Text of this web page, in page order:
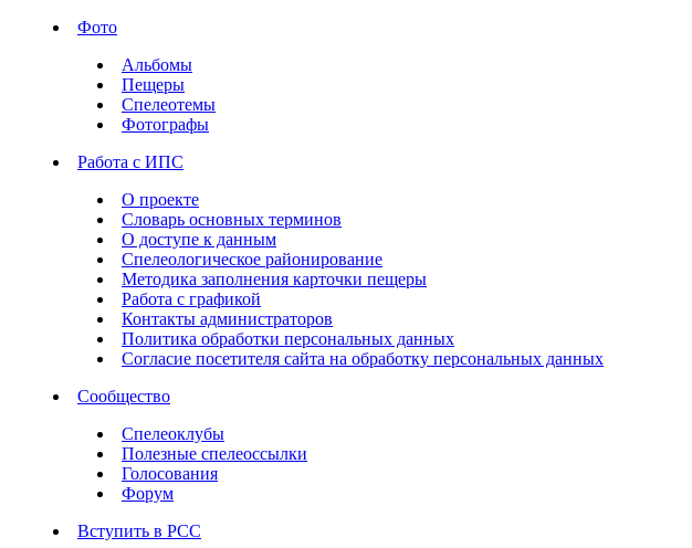
Фото
Альбомы
Пещеры
Спелеотемы
Фотографы
Работа с ИПС
О проекте
Словарь основных терминов
О доступе к данным
Спелеологическое районирование
Методика заполнения карточки пещеры
Работа с графикой
Контакты администраторов
Политика обработки персональных данных
Согласие посетителя сайта на обработку персональных данных
Сообщество
Спелеоклубы
Полезные спелеоссылки
Голосования
Форум
Вступить в РСС